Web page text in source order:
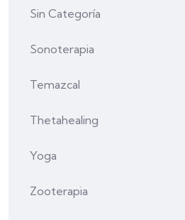
Sin Categoría
Sonoterapia
Temazcal
Thetahealing
Yoga
Zooterapia